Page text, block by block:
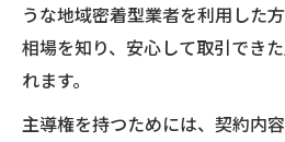
うな地域密着型業者を利用した
相場を知り、安心して取引でき
れます。
主導権を持つためには、契約内